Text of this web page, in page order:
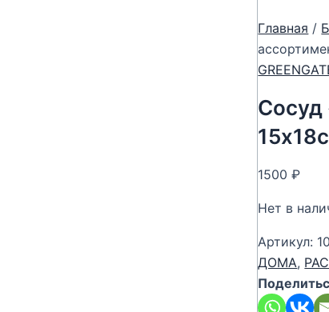
Главная /
Сосуд
1500₽
Нет в
Артикул:
ДОМА,